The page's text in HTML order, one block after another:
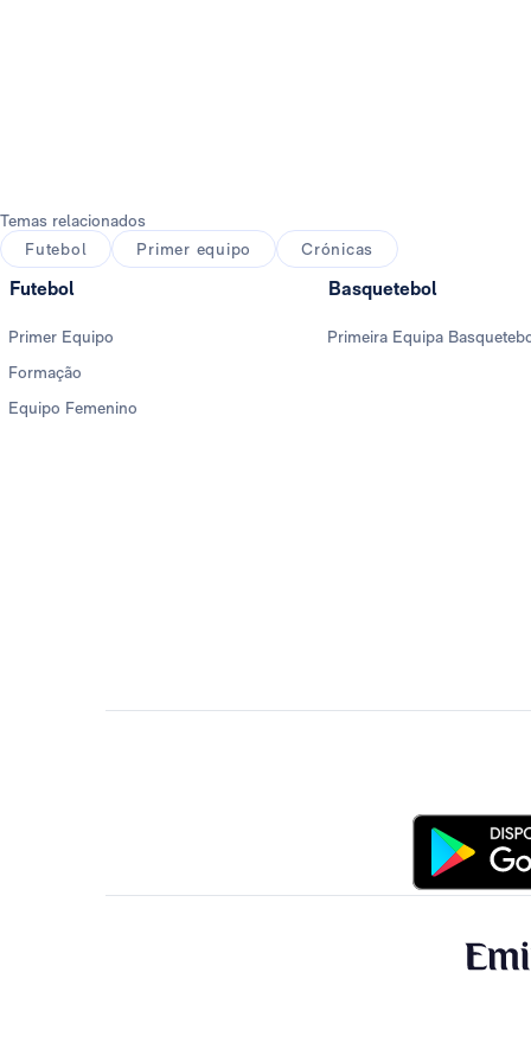
Temas relacionados
Futebol
Primer equipo Crónicas
Futebol
Primer Equipo
Formação
Equipo Femenino
Basquetebol
Primeira Equipa